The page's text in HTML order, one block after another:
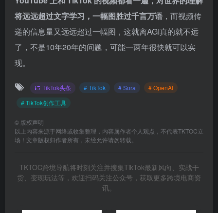
将远远超过文字学习，一幅图胜过千言万语 ，而视频传
递的信息量又远远超过一幅图，这就离AGI真的就不远
了，不是10年20年的问题，可能一两年很快就可以实
现。
TikTok头条 # TikTok # Sora
# OpenAl
# TikTok创作工具
© 版权声明
以上内容来源于网络或收集整理，内容属作者个人观点，不代表TKTOC立
场！文章版权归作者所有，未经允许请勿转载。
TKTOC跨境导航将时刻关注并搜集TikTok最新风向、实战干
货、变现玩法等，欢迎扫码关注公众号，获取更多跨境电商资
讯。